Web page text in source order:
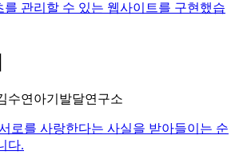
관리할 수 있는 웹사이트를 구현했습
로를 사랑한다는 사실을 받아들이는 순
다.